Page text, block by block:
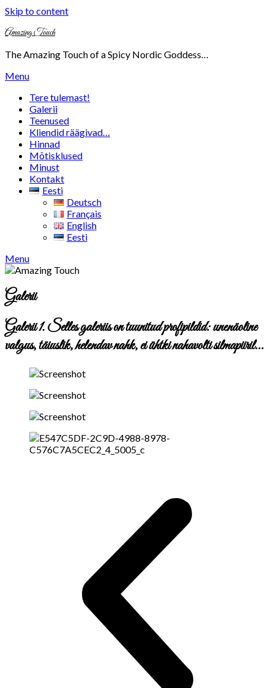
Skip to content
Amazing Touch
The Amazing Touch of a Spicy Nordic Goddess…
Menu
Tere tulemast!
Galerii
Teenused
Kliendid räägivad…
Hinnad
Mõtisklused
Minust
Kontakt
Eesti
Deutsch
Français
English
Eesti
Menu
Galerii
Galerii 1. Selles galeriis on tuunitud profipildid: unenäoline
valgus, täiuslik, helendav nahk, ei ühtki nahavolti silmapiiril...